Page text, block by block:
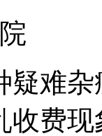
疑难
收费